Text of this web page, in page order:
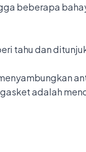
beberapa
tahu dan
adalah